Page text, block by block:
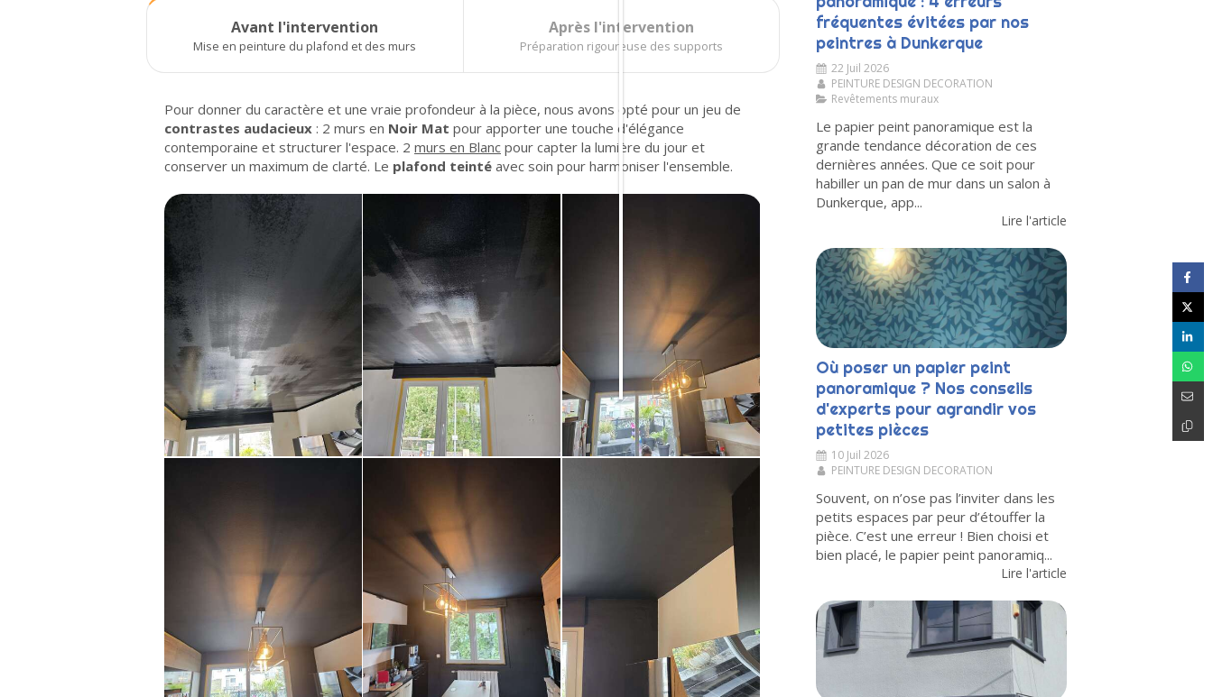
Avant l'intervention
Mise en peinture du plafond et des murs
Après l'intervention
Préparation rigoureuse des supports
Pour donner du caractère et une vraie profondeur à la pièce, nous avons opté pour un jeu de
contrastes audacieux : 2 murs en Noir Mat pour apporter une touche d'élégance
contemporaine et structurer l'espace. 2 murs en Blanc pour capter la lumière du jour et
conserver un maximum de clarté. Le plafond teinté avec soin pour harmoniser l'ensemble.
fréquentes évitées par nos
peintres à Dunkerque
22 Juil 2026
PEINTURE DESIGN DECORATION
Revêtements muraux
Le papier peint panoramique est la
grande tendance décoration de ces
dernières années. Que ce soit pour
habiller un pan de mur dans un salon à
Dunkerque, app...
Lire l'article
Où poser un papier peint
panoramique ? Nos conseils
d'experts pour agrandir vos
petites pièces
10 Juil 2026
PEINTURE DESIGN DECORATION
Souvent, on n’ose pas l’inviter dans les
petits espaces par peur d’étouffer la
pièce. C’est une erreur ! Bien choisi et
bien placé, le papier peint panoramiq...
Lire l'article